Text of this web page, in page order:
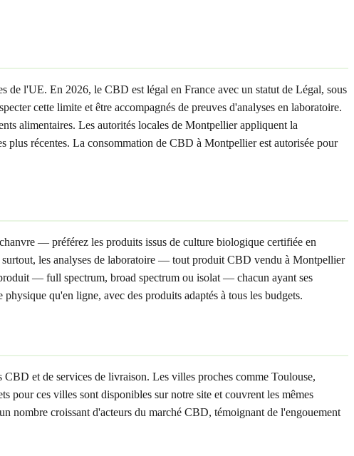
de l'UE. En 2026, le CBD est légal en France avec un statut de Légal, sous
cette limite et être accompagnés de preuves d'analyses en laboratoire.
alimentaires. Les autorités locales de Montpellier appliquent la
récentes. La consommation de CBD à Montpellier est autorisée pour
— préférez les produits issus de culture biologique certifiée en
les analyses de laboratoire — tout produit CBD vendu à Montpellier
— full spectrum, broad spectrum ou isolat — chacun ayant ses
qu'en ligne, avec des produits adaptés à tous les budgets.
et de services de livraison. Les villes proches comme Toulouse,
pour ces villes sont disponibles sur notre site et couvrent les mêmes
nombre croissant d'acteurs du marché CBD, témoignant de l'engouement